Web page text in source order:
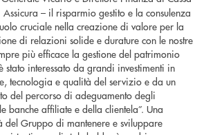
– il risparmio gestito e la consulenza
cruciale nella creazione di valore per la
di relazioni solide e durature con le nostre
più efficace la gestione del patrimonio
interessato da grandi investimenti in
tecnologia e qualità del servizio e da un
del percorso di adeguamento degli
banche affiliate e della clientela”. Una
del Gruppo di mantenere e sviluppare